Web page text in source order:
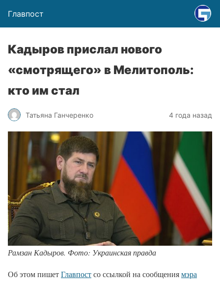
Главпост
Кадыров прислал нового
«смотрящего» в Мелитополь:
кто им стал
Татьяна Ганчеренко 4 года назад
Рамзан Кадыров. Фото: Украинская правда
Об этом пишетГлавпостсо ссылкой на сообщениямэра